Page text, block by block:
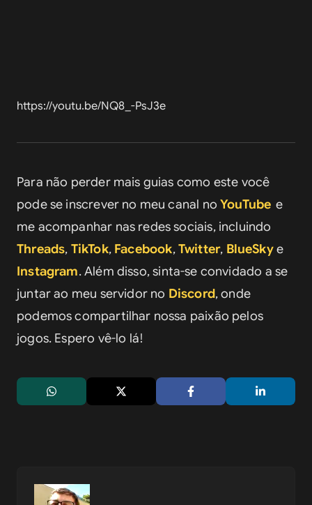
https://youtu.be/NQ8_-PsJ3e
Para não perder mais guias como este você
pode se inscrever no meu canal no YouTube e
Threads, TikTok, Facebook, Twitter, BlueSky
Instagram. Além disso, sinta-se convidado a se
juntar ao meu servidor no Discord, onde
podemos compartilhar nossa paixão pelos
jogos. Espero vê-lo lá!